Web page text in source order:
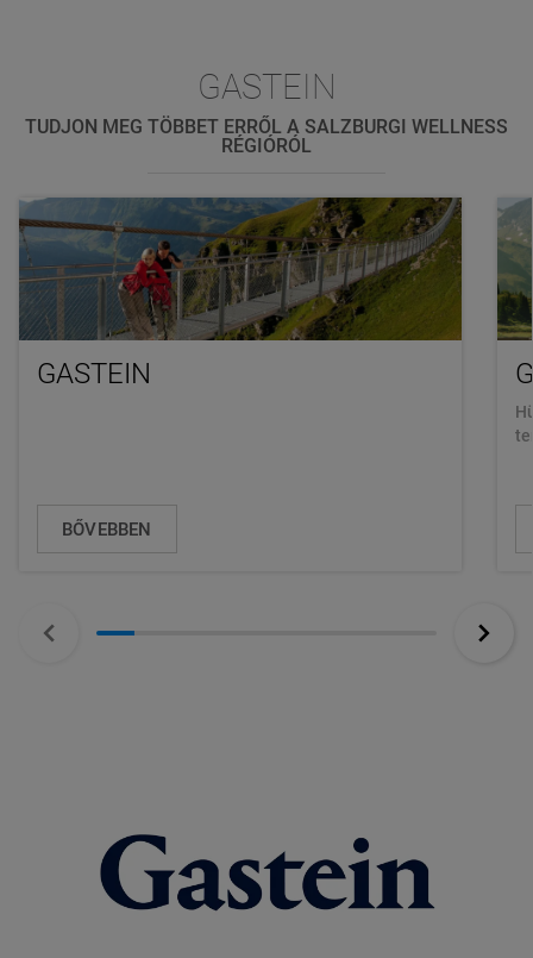
GASTEIN
TUDJON MEG TÖBBET ERRŐL A SALZBURGI WELLNESS
RÉGIÓRÓL
GASTEIN
BŐVEBBEN